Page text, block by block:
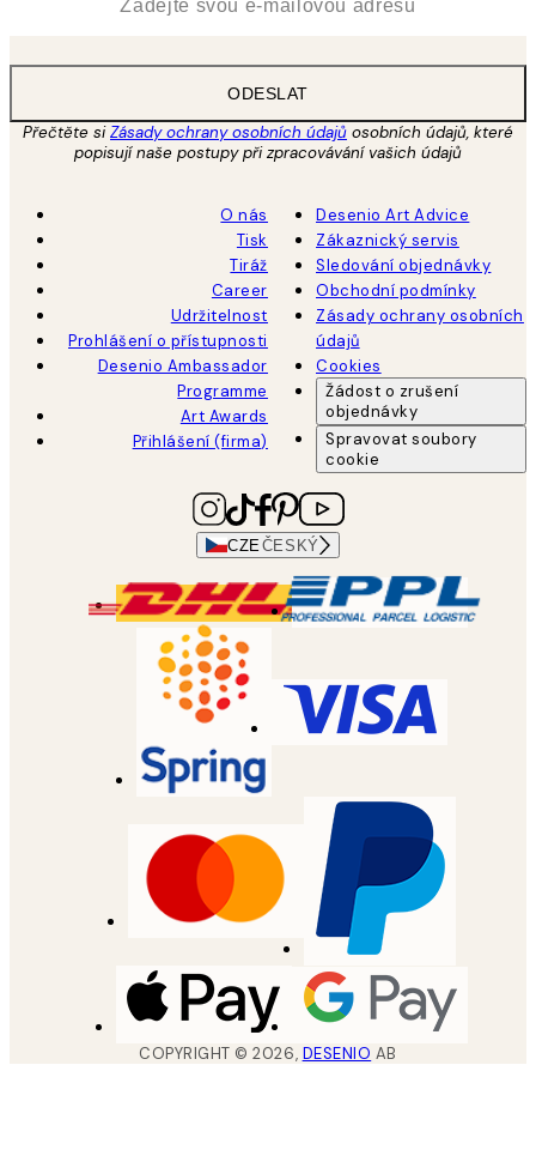
ODESLAT
Přečtěte siZásady ochrany osobních údajů osobních údajů, které
popisují naše postupy při zpracovávání vašich údajů
O nás
Tisk
Tiráž
Career
Udržitelnost
Prohlášení o přístupnosti
Desenio Ambassador
Programme
Art Awards
Přihlášení (firma)
Desenio Art Advice
Zákaznický servis
Sledování objednávky
Obchodní podmínky
Zásady ochrany osobních
údajů
Cookies
Žádost o zrušení
objednávky
Spravovat soubory
cookie
CZE ČESKÝ
COPYRIGHT ©2026, DESENIO AB